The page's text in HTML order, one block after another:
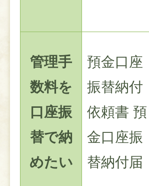
管理手
数料を
口座振
替で納
めたい
預金口座
振替納付
依頼書 預
金口座振
替納付届